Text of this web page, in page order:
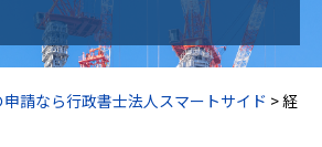
請なら行政書士法人スマートサイド >経